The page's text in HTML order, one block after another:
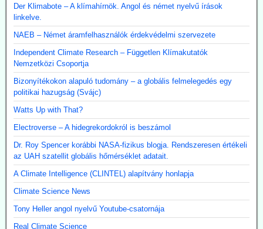
Der Klimabote – A klímahírnök. Angol és német nyelvű írások
linkelve.
NAEB – Német áramfelhasználók érdekvédelmi szervezete
Independent Climate Research – Független Klímakutatók
Nemzetközi Csoportja
Bizonyítékokon alapuló tudomány – a globális felmelegedés egy
politikai hazugság (Svájc)
Watts Up with That?
Electroverse – A hidegrekordokról is beszámol
Dr. Roy Spencer korábbi NASA-fizikus blogja. Rendszeresen értékeli
az UAH szatellit globális hőmérséklet adatait.
A Climate Intelligence (CLINTEL) alapítvány honlapja
Climate Science News
Tony Heller angol nyelvű Youtube-csatornája
Real Climate Science